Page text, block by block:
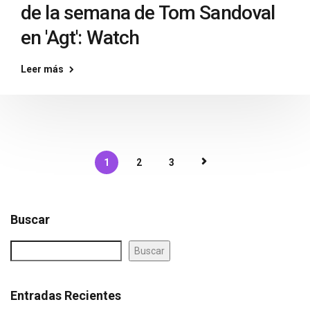
de la semana de Tom Sandoval
en 'Agt': Watch
Leer más
1 2 3
Buscar
Buscar
Entradas Recientes